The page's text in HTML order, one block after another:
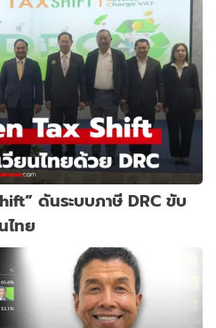
ดันระบบภาษี DRC ขับ
ไทย